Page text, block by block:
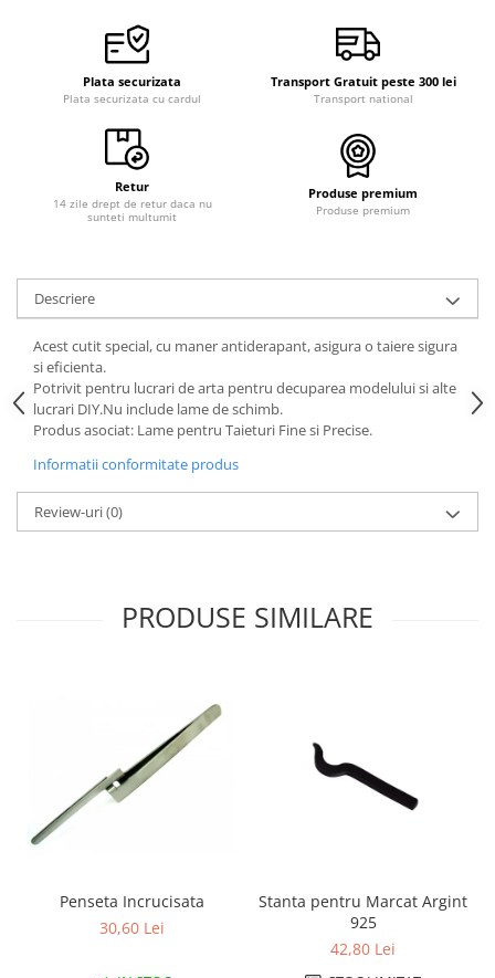
Curele metalice
Curele militare
Curele piele
Curele Samsung Watch
Curele textile
Ciocane Miniatura
Curatare Bijuterii
Dispozitive Bratari
Dispozitive Inele
Dispozitive Margelit
Fierastraie / Panze
Mandrine si Burghie
Modelarea Metalului
Turnare, Lipire, Finisare
PROMOTII Curele Apple Watch
PROMOTII Curele Garmin
PROMOTII Scule Ceasornicar
Scule si Accesorii Ceasuri
Plata securizata
Plata securizata cu cardul
Transport Gratuit peste 300 lei
Transport national
Retur
14 zile drept de retur daca nu
sunteti multumit
Produse premium
Produse premium
Descriere
Acest cutit special, cu maner antiderapant, asigura o taiere sigura
si eficienta.
Potrivit pentru lucrari de arta pentru decuparea modelului si alte
lucrari DIY.Nu include lame de schimb.
Produs asociat: Lame pentru Taieturi Fine si Precise.
Informatii conformitate produs
Review-uri(0)
PRODUSE SIMILARE
Penseta Incrucisata
30,60 Lei
Stanta pentru Marcat Argint
925
42,80 Lei